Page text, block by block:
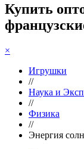
Купить
×
Игрушки
//
Наука и
//
Физика
//
Энергия